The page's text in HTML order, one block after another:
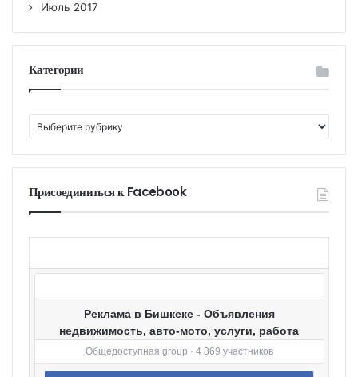
Июль 2017
Категории
а
т
г
и
Присоединиться к Facebook
Реклама в Бишкеке - Объявления
недвижимость, авто-мото, услуги, работа
Общедоступная group · 4 869 участников